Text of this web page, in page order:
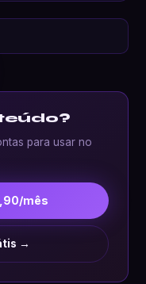
para usar no
mês
→